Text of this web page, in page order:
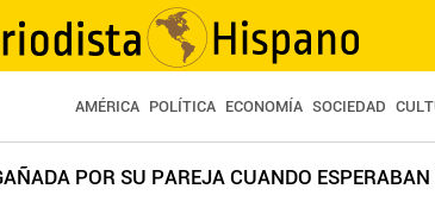
AMÉRICA POLÍTICA ECONOMÍA SOCIEDAD
POR SU PAREJA CUANDO